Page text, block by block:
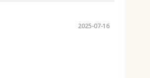
2025-07-16